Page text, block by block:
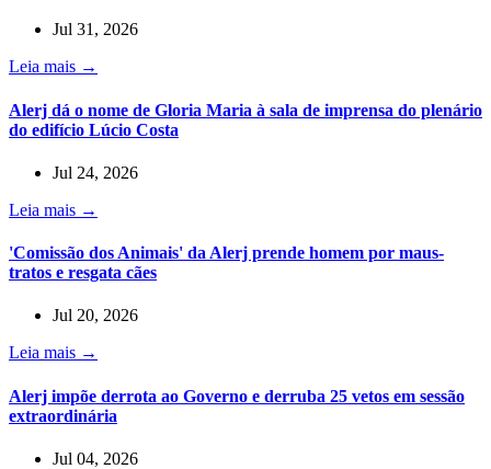
Jul 31, 2026
Leia mais →
Alerj dá o nome de Gloria Maria à sala de imprensa do plenário
do edifício Lúcio Costa
Jul 24, 2026
Leia mais →
'Comissão dos Animais' da Alerj prende homem por maus-
tratos e resgata cães
Jul 20, 2026
Leia mais →
Alerj impõe derrota ao Governo e derruba 25 vetos em sessão
extraordinária
Jul 04, 2026